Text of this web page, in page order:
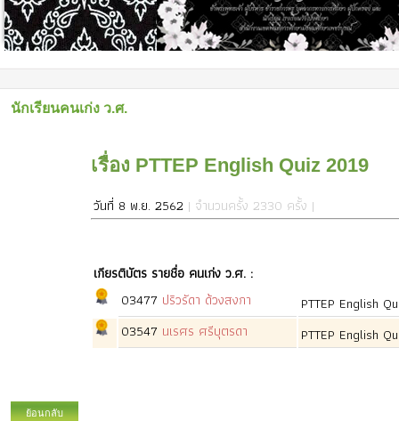
นักเรียนคนเก่ง ว.ศ.
เรื่อง PTTEP English Quiz 2019
วันที่ 8 พ.ย. 2562 | จำนวนครั้ง 2330 ครั้ง |
เกียรติบัตร รายชื่อ คนเก่ง ว.ศ. :
03477 ปริวรัดา ด้วงสงกา
PTTEP English
03547 นเรศร ศรีบุตรดา PTTEP English
ย้อนกลับ